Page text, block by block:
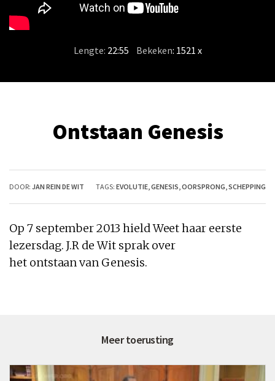
Lengte: 22:55 Bekeken: 1521 x
Ontstaan Genesis
DOOR: JAN REIN DE WIT TAGS: EVOLUTIE GENESIS OORSPRONG SCHEPPING
Op 7 september 2013 hield Weet haar eerste
lezersdag. J.R de Wit sprak over
het ontstaanvan Genesis.
Meer toerusting